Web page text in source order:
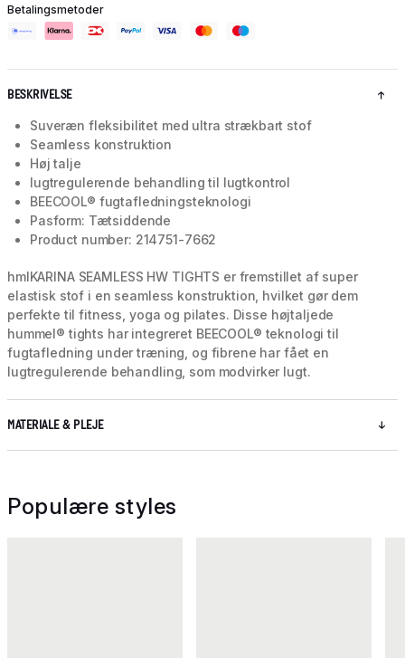
Betalingsmetoder
BESKRIVELSE
Suveræn fleksibilitet med ultra strækbart stof
Seamless konstruktion
Høj talje
lugtregulerende behandling til lugtkontrol
BEECOOL® fugtafledningsteknologi
Pasform: Tætsiddende
Product number: 214751-7662
hmlKARINA SEAMLESS HW TIGHTS er fremstillet af super
elastisk stof i en seamless konstruktion, hvilket gør dem
perfekte til fitness, yoga og pilates. Disse højtaljede
hummel® tights har integreret BEECOOL® teknologi til
fugtafledning under træning, og fibrene har fået en
lugtregulerende behandling, som modvirker lugt.
MATERIALE & PLEJE
Populære styles